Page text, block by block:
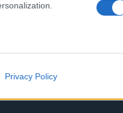
including
user protection.
Privacy Policy